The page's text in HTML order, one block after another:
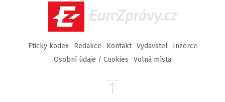
EuroZprávy.cz
Etický kodex Redakce Kontakt Vydavatel
Inzerce
Osobní údaje / Cookies
Volná místa
Přejít